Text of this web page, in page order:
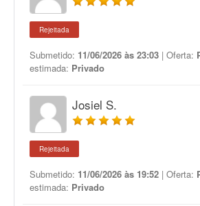
Rejeitada
Submetido: 11/06/2026 às 23:03 | Oferta:
estimada: Privado
Josiel S.
Rejeitada
Submetido: 11/06/2026 às 19:52 | Oferta:
estimada: Privado